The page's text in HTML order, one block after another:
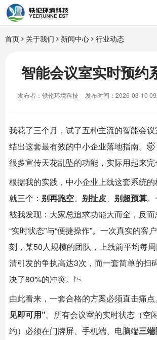
首页
行业解决方案
智能硬件
关于我们
首页 关于我们 新闻中心 行业动态
智能会议室实时预约
发布者：轶伦环境科技 发布时间：2026-03-10
我花了三个月，试了五种主流的智能会议
结出这套最有效的中小企业落地指南。🤯
很多宣传天花乱坠的功能，实际用起来完
根据我的实践，中小企业上线这套系统
就三个： 别再跑空、 别扯皮、 别超预算
被我发现：大家总追求功能大而全，反
“实时状态”与“便捷操作”。一次真实的客
刻，某50人规模的团队，上线前平均每
清引发的争执高达3次，而一套简单的扫
决了80%的冲突。📉
由此看来，一套合格的方案必须直击痛点。
见即可用”。所有会议室的实时状态（空
约）必须在门牌屏、手机端、电脑端三